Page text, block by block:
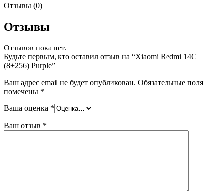
Отзывы (0)
Отзывы
Отзывов пока нет.
Будьте первым, кто оставил отзыв на “Xiaomi Redmi 14C
(8+256) Purple”
Ваш адрес email не будет опубликован. Обязательные поля
помечены *
Ваша оценка *
Ваш отзыв *